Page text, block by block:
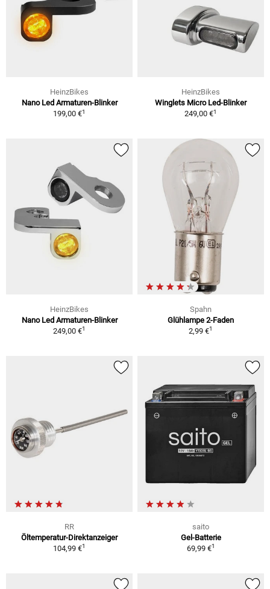
HeinzBikes
Nano Led Armaturen-Blinker
199,00 €1
HeinzBikes
Winglets Micro Led-Blinker
249,00 €1
HeinzBikes
Nano Led Armaturen-Blinker
249,00 €1
Spahn
Glühlampe 2-Faden
2,99 €1
RR
Öltemperatur-Direktanzeiger
104,99 €1
saito
Gel-Batterie
69,99 €1